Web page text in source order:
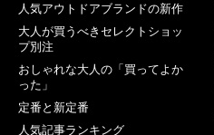
人気アウトドアブランドの新作
大人が買うべきセレクトショッ
プ別注
おしゃれな大人の「買ってよか
った」
定番と新定番
人気記事ランキング